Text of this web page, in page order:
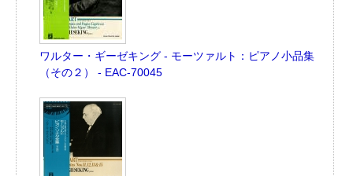
ワルター・ギーゼキング - モーツァルト：ピアノ小品集
（その２） - EAC-70045